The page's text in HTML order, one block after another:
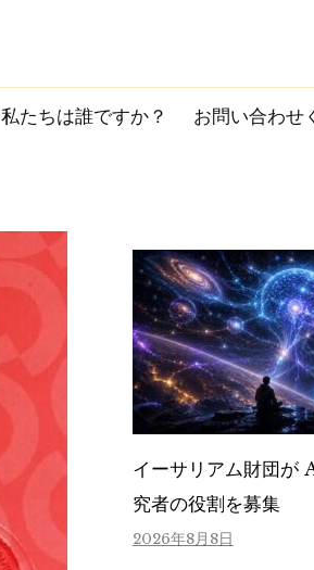
私たちは誰ですか？ お問い合わせ
イーサリアム財団が
究者の役割を募集
2026年8月8日